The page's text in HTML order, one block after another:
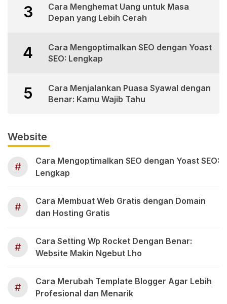
3
Cara Menghemat Uang untuk Masa
Depan yang Lebih Cerah
4
Cara Mengoptimalkan SEO dengan Yoast
SEO: Lengkap
5
Cara Menjalankan Puasa Syawal dengan
Benar: Kamu Wajib Tahu
Website
#
Cara Mengoptimalkan SEO dengan Yoast SEO:
Lengkap
#
Cara Membuat Web Gratis dengan Domain
dan Hosting Gratis
#
Cara Setting Wp Rocket Dengan Benar:
Website Makin Ngebut Lho
#
Cara Merubah Template Blogger Agar Lebih
Profesional dan Menarik